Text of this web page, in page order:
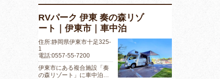
RVパーク 伊東 奏の森リゾ
ート｜伊東市｜車中泊
住所:静岡県伊東市十足325-
1
電話:0557-55-7200
伊東市にある複合施設「奏
の森リゾート」に車中泊…